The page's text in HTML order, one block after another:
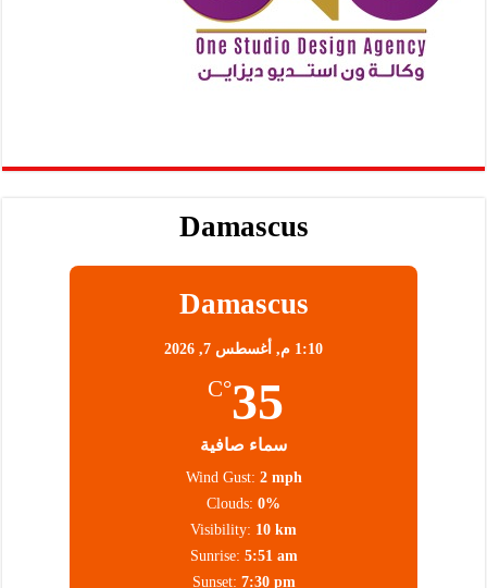
Damascus
Damascus
1:10 م, أغسطس 7, 2026
35
°C
سماء صافية
Wind Gust: 2 mph
Clouds: 0%
Visibility: 10 km
Sunrise: 5:51 am
Sunset: 7:30 pm